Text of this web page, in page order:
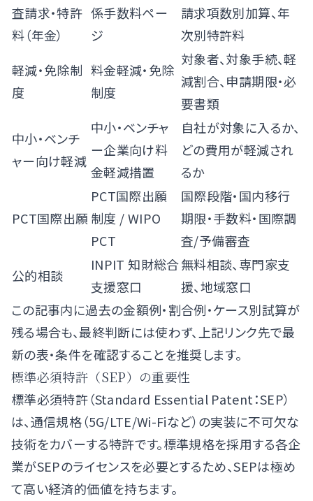
査請求・特許
料（年金）
係手数料ペー
ジ
請求項数別加算、年
次別特許料
軽減・免除制
度
料金軽減・免除
制度
対象者、対象手続、軽
減割合、申請期限・必
要書類
中小・ベンチ
ャー向け軽減
中小・ベンチャ
ー企業向け料
金軽減措置
自社が対象に入るか、
どの費用が軽減され
るか
PCT国際出願
PCT国際出願
制度 /WIPO
PCT
国際段階・国内移行
期限・手数料・国際調
査/予備審査
公的相談
INPIT 知財総合
支援窓口
無料相談、専門家支
援、地域窓口
この記事内に過去の金額例・割合例・ケース別試算が
残る場合も、最終判断には使わず、上記リンク先で最
新の表・条件を確認することを推奨します。
標準必須特許（SEP）の重要性
標準必須特許（Standard Essential Patent：SEP）
は、通信規格（5G/LTE/Wi-Fiなど）の実装に不可欠な
技術をカバーする特許です。標準規格を採用する各企
業がSEPのライセンスを必要とするため、SEPは極め
て高い経済的価値を持ちます。